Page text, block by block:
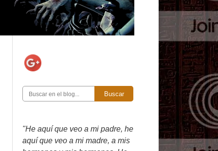
Buscar
"He aquí que veo a mi padre, he
aquí que veo a mi madre, a mis